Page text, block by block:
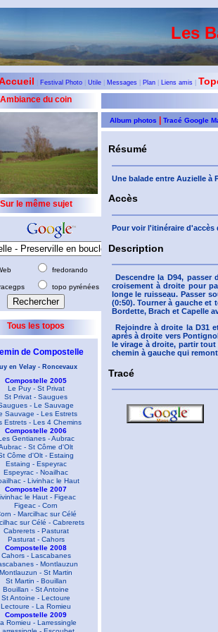
Les
Festival Photo| Utile| Messages| Plan| Liens amis|
Ambiance du coin
Sur le même sujet
fredorando
topo pyrénées
Tous les topos
de Compostelle
en Velay - Roncevaux
Compostelle 2005
Le Puy - St Privat
St Privat - Saugues
- Le Sauvage
Sauvage - Les Estrets
Estrets - Les 4 Chemins
Compostelle 2006
Gentianes - Aubrac
- St Côme d'Olt
Côme d'Olt - Estaing
Estaing - Espeyrac
Espeyrac - Noailhac
- Livinhac le Haut
Compostelle 2007
le Haut - Figeac
Figeac - Corn
- Marcilhac sur Célé
sur Célé - Cabrerets
Cabrerets - Pasturat
Pasturat - Cahors
Compostelle 2008
Cahors - Lascabanes
- Montlauzun
Montlauzun - St Martin
St Martin - Bouillan
Bouillan - St Antoine
St Antoine - Lectoure
Lectoure - La Romieu
Compostelle 2009
Romieu - Larressingle
Album photos Tracé Google
Résumé
Une balade entre Auzielle à
Accès
Pour voir l'itinéraire d'accès
Description
Descendre la D94,
croisement à droite pour
longe le ruisseau. Passer
(0:50). Tourner à gauche et
Bordette, Brach et Capelle
Rejoindre à droite la D31
après à droite vers
le virage à droite, partir
chemin à gauche qui
Tracé